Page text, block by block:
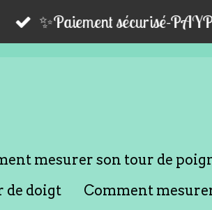
✨Paiement sécurisé-
mesurer son tour de
de doigt
Comment